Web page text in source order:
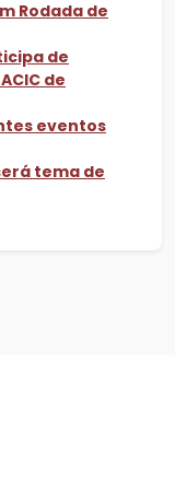
Rodada de
de
de
eventos
tema de